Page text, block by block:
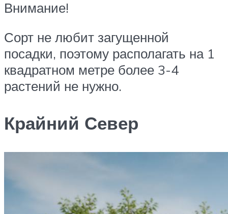
Внимание!
Сорт не любит загущенной
посадки, поэтому располагать на 1
квадратном метре более 3-4
растений не нужно.
Крайний Север